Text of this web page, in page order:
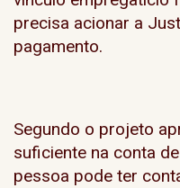
precisa acionar a
pagamento.
Segundo o projeto
suficiente na conta
pessoa pode ter